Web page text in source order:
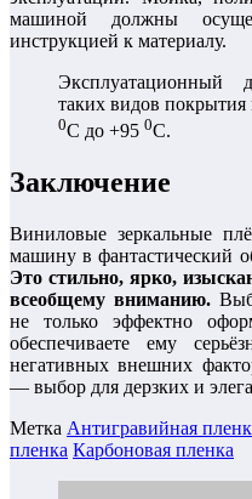
машиной должны
инструкцией к материалу.
Эксплуатационный
таких видов покрытия
0С до +95 0С.
Заключение
Виниловые зеркальные
машину в фантастический
Это стильно, ярко,
всеобщему вниманию.
не только эффектно
обеспечиваете ему
негативных внешних
— выбор для дерзких и
Метка Антигравийная
пленка Карбоновая пленка